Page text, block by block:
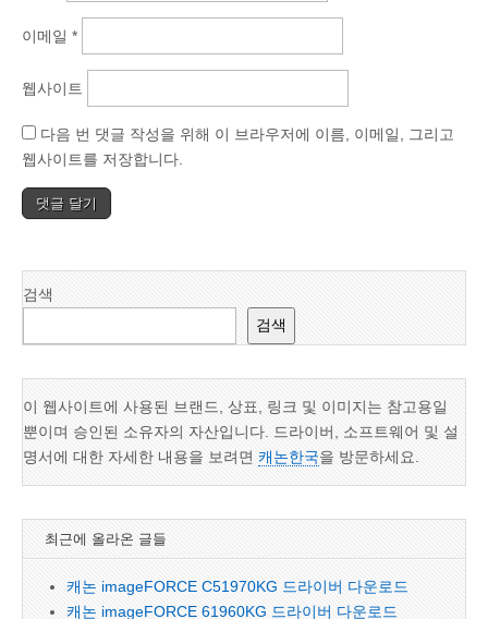
이메일 *
웹사이트
다음 번 댓글 작성을 위해 이 브라우저에 이름, 이메일, 그리고
웹사이트를 저장합니다.
검색
검색
이 웹사이트에 사용된 브랜드, 상표, 링크 및 이미지는 참고용일
뿐이며 승인된 소유자의 자산입니다. 드라이버, 소프트웨어 및 설
명서에 대한 자세한 내용을 보려면 캐논한국을 방문하세요.
최근에 올라온 글들
캐논 imageFORCE C51970KG 드라이버 다운로드
캐논 imageFORCE 61960KG 드라이버 다운로드